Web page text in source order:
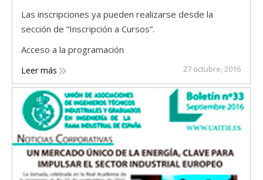
Las inscripciones ya pueden realizarse desde la
sección de “Inscripción a Cursos”.
Acceso a la programación
Leer más 27 octubre, 2016